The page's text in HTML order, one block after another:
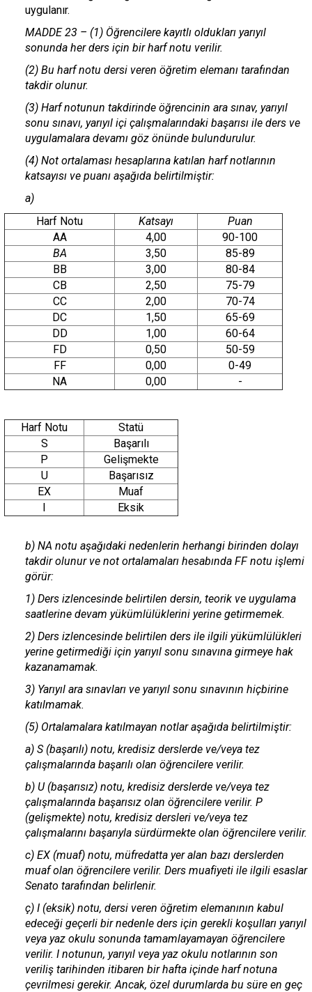
uygulanır.
MADDE 23 – (1) Öğrencilere kayıtlı oldukları yarıyıl
sonunda her ders için bir harf notu verilir.
(2) Bu harf notu dersi veren öğretim elemanı tarafından
takdir olunur.
(3) Harf notunun takdirinde öğrencinin ara sınav, yarıyıl
sonu sınavı, yarıyıl içi çalışmalarındaki başarısı ile ders ve
uygulamalara devamı göz önünde bulundurulur.
(4) Not ortalaması hesaplarına katılan harf notlarının
katsayısı ve puanı aşağıda belirtilmiştir:
a)
Harf Notu
Katsayı
Puan
AA
4,00
90-100
BA
3,50
85-89
BB
3,00
80-84
CB
2,50
75-79
CC
2,00
70-74
DC
1,50
65-69
DD
1,00
60-64
FD
0,50
50-59
FF
0,00
0-49
NA
0,00 -
Harf Notu
Statü
S
Başarılı
P
Gelişmekte
U
Başarısız
EX
Muaf
I
Eksik
b) NA notu aşağıdaki nedenlerin herhangi birinden dolayı
takdir olunur ve not ortalamaları hesabında FF notu işlemi
görür:
1) Ders izlencesinde belirtilen dersin, teorik ve uygulama
saatlerine devam yükümlülüklerini yerine getirmemek.
2) Ders izlencesinde belirtilen ders ile ilgili yükümlülükleri
yerine getirmediği için yarıyıl sonu sınavına girmeye hak
kazanamamak.
3) Yarıyıl ara sınavları ve yarıyıl sonu sınavının hiçbirine
katılmamak.
(5) Ortalamalara katılmayan notlar aşağıda belirtilmiştir:
a) S (başarılı) notu, kredisiz derslerde ve/veya tez
çalışmalarında başarılı olan öğrencilere verilir.
b) U (başarısız) notu, kredisiz derslerde ve/veya tez
çalışmalarında başarısız olan öğrencilere verilir. P
(gelişmekte) notu, kredisiz dersleri ve/veya tez
çalışmalarını başarıyla sürdürmekte olan öğrencilere verilir.
c) EX (muaf) notu, müfredatta yer alan bazı derslerden
muaf olan öğrencilere verilir. Ders muafiyeti ile ilgili esaslar
Senato tarafından belirlenir.
ç) I (eksik) notu, dersi veren öğretim elemanının kabul
edeceği geçerli bir nedenle ders için gerekli koşulları yarıyıl
veya yaz okulu sonunda tamamlayamayan öğrencilere
verilir. I notunun, yarıyıl veya yaz okulu notlarının son
veriliş tarihinden itibaren bir hafta içinde harf notuna
çevrilmesi gerekir. Ancak, özel durumlarda bu süre en geç